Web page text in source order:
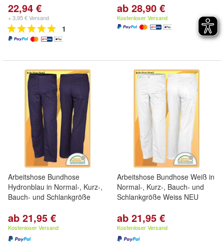
22,94 €
+ 3,95 € Versand
1
ab 28,90 €
Kostenloser Versand
Arbeitshose Bundhose
Hydronblau in Normal-, Kurz-,
Bauch- und Schlankgröße
ab 21,95 €
Kostenloser Versand
Arbeitshose Bundhose Weiß in
Normal-, Kurz-, Bauch- und
Schlankgröße Weiss NEU
ab 21,95 €
Kostenloser Versand